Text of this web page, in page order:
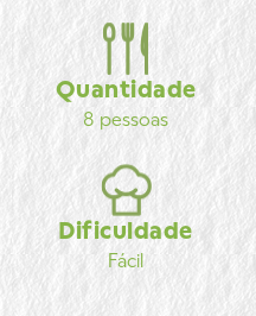
Quantidade
8 pessoas
Dificuldade
Fácil